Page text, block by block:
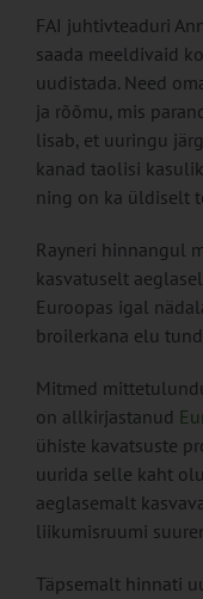
FAI juhtivteaduri
saada meeldivaid
uudistada. Need
ja rõõmu, mis
lisab, et uuringu
kanad taolisi
ning on ka üldiselt
Rayneri hinnangul
kasvatuselt
Euroopas igal
broilerkana elu
Mitmed
on allkirjastanud
ühiste kavatsuste
uurida selle kaht
aeglasemalt
liikumisruumi
Täpsemalt hinnati